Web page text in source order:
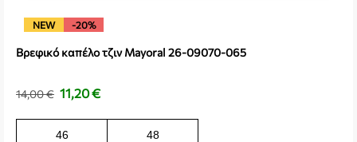
NEW -20%
Βρεφικό καπέλο τζιν Mayoral 26-09070-065
14,00€ 11,20€
46 48